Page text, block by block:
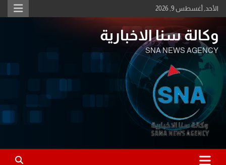
Skip
to
الأحد, أغسطس 9, 2026
وكالة سنا الاخبارية
SNA NEWS AGENCY